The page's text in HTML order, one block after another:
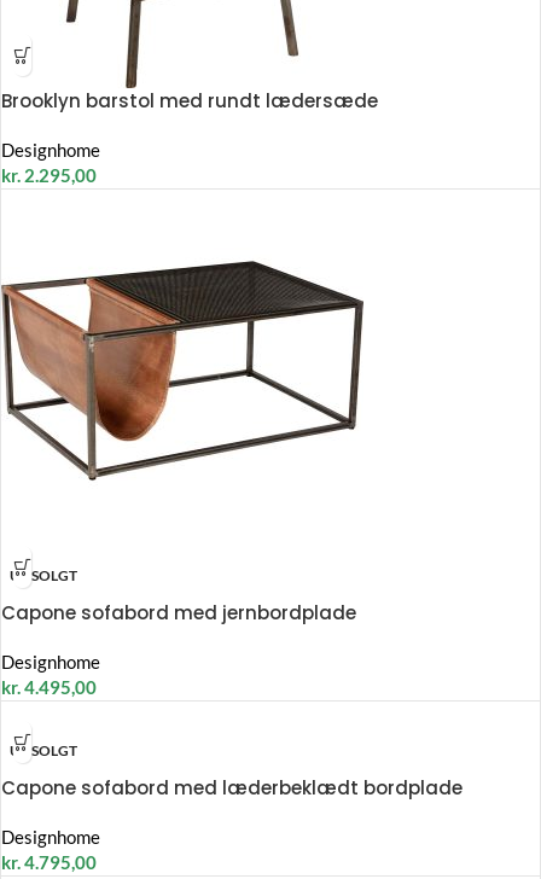
Brooklyn barstol med rundt lædersæde
Designhome
kr. 2.295,00
UDSOLGT
Capone sofabord med jernbordplade
Designhome
kr.4.495,00
UDSOLGT
Capone sofabord med læderbeklædt bordplade
Designhome
kr.4.795,00